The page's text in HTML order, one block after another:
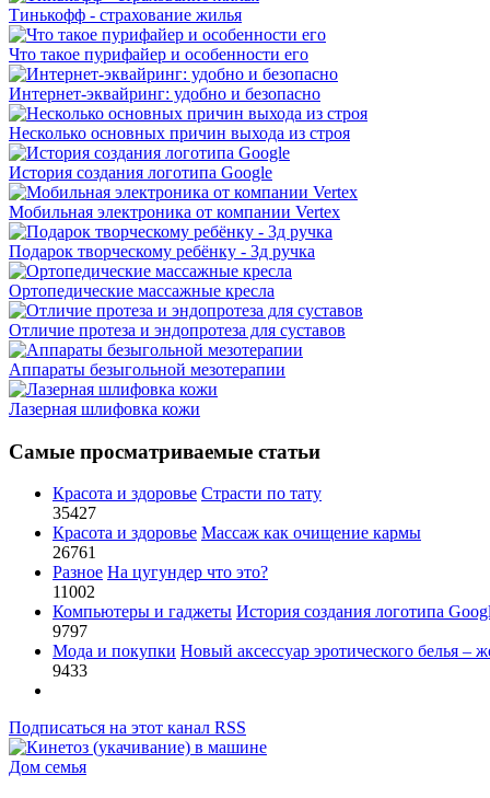
Тинькофф - страхование жилья
Что такое пурифайер и особенности его
Интернет-эквайринг: удобно и безопасно
Несколько основных причин выхода из строя
История создания логотипа Google
Мобильная электроника от компании Vertex
Подарок творческому ребёнку - 3д ручка
Ортопедические массажные кресла
Отличие протеза и эндопротеза для суставов
Аппараты безыгольной мезотерапии
Лазерная шлифовка кожи
Самые просматриваемые статьи
Красота и здоровье Страсти по тату
35427
Красота и здоровье Массаж как очищение кармы
26761
Разное На цугундер что это?
11002
Компьютеры и гаджеты История создания логотипа
9797
Мода и покупки Новый аксессуар эротического белья –
9433
Подписаться на этот канал RSS
Дом семья